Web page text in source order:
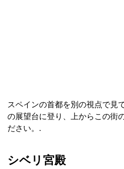
スペインの首都を別の視点で見
の展望台に登り、上からこの街
ださい。.
シベリ宮殿